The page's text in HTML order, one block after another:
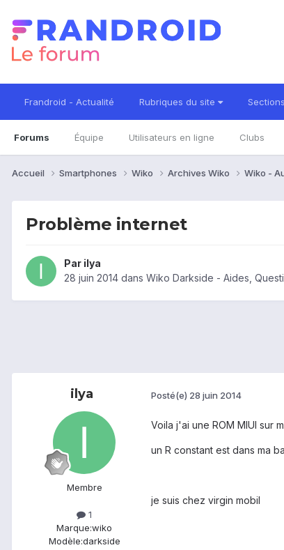
Frandroid - Actualité Rubriques du site
Forums Équipe Utilisateurs en ligne Clubs
Accueil Smartphones Wiko Archives Wiko Wiko -
Problème internet
Par ilya
28 juin 2014 dans Wiko Darkside - Aides,
ilya
Membre
1
Marque:wiko
Modèle:darkside
Posté(e) 28 juin 2014
Voila j'ai une ROM MIUI sur
un R constant est dans ma
je suis chez virgin mobil